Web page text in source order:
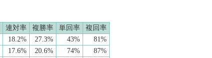
連対率 複勝率 単回率 複回率
18.2% 27.3% 43%
81%
17.6% 20.6% 74%
87%